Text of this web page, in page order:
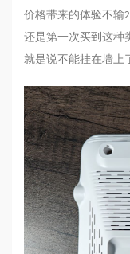
价格带来的体验不输
还是第一次买到这种
就是说不能挂在墙上